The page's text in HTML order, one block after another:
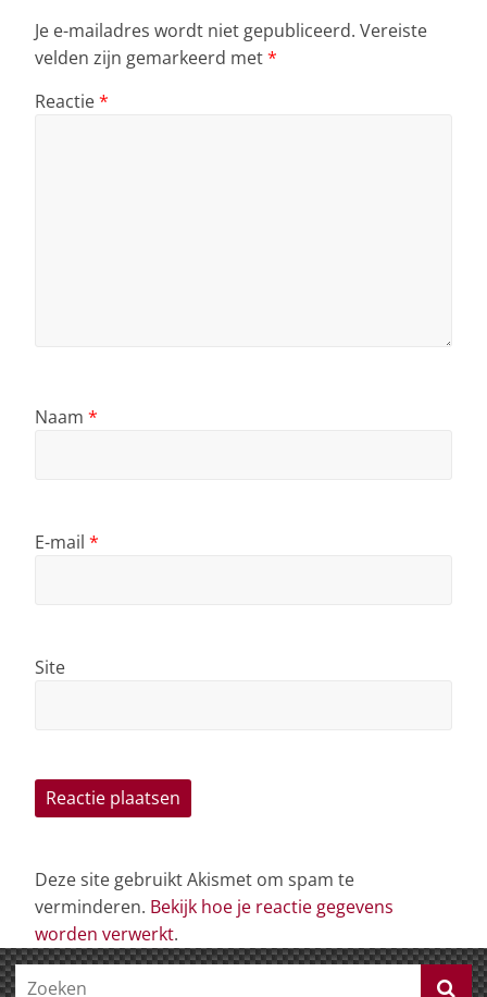
Je e-mailadres wordt niet gepubliceerd. Vereiste
velden zijn gemarkeerd met*
Reactie*
Naam *
E-mail *
Site
Deze site gebruikt Akismet om spam te
verminderen. Bekijk hoe je reactie gegevens
worden verwerkt.